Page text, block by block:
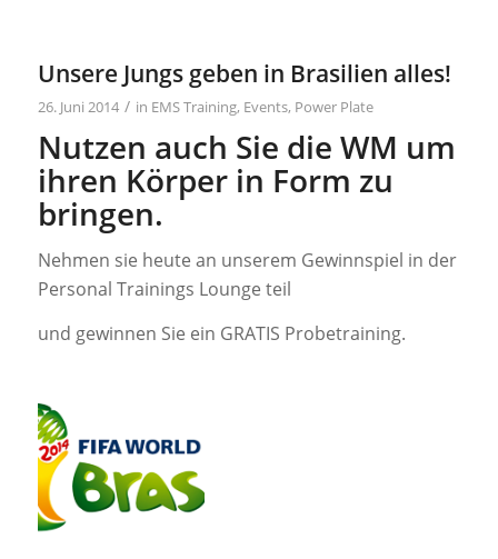
Unsere Jungs geben in Brasilien alles!
26. Juni 2014 / in EMS Training, Events, Power Plate
Nutzen auch Sie die WM um
ihren Körper in Form zu
bringen.
Nehmen sie heute an unserem Gewinnspiel in der
Personal Trainings Lounge teil
und gewinnen Sie ein GRATIS Probetraining.